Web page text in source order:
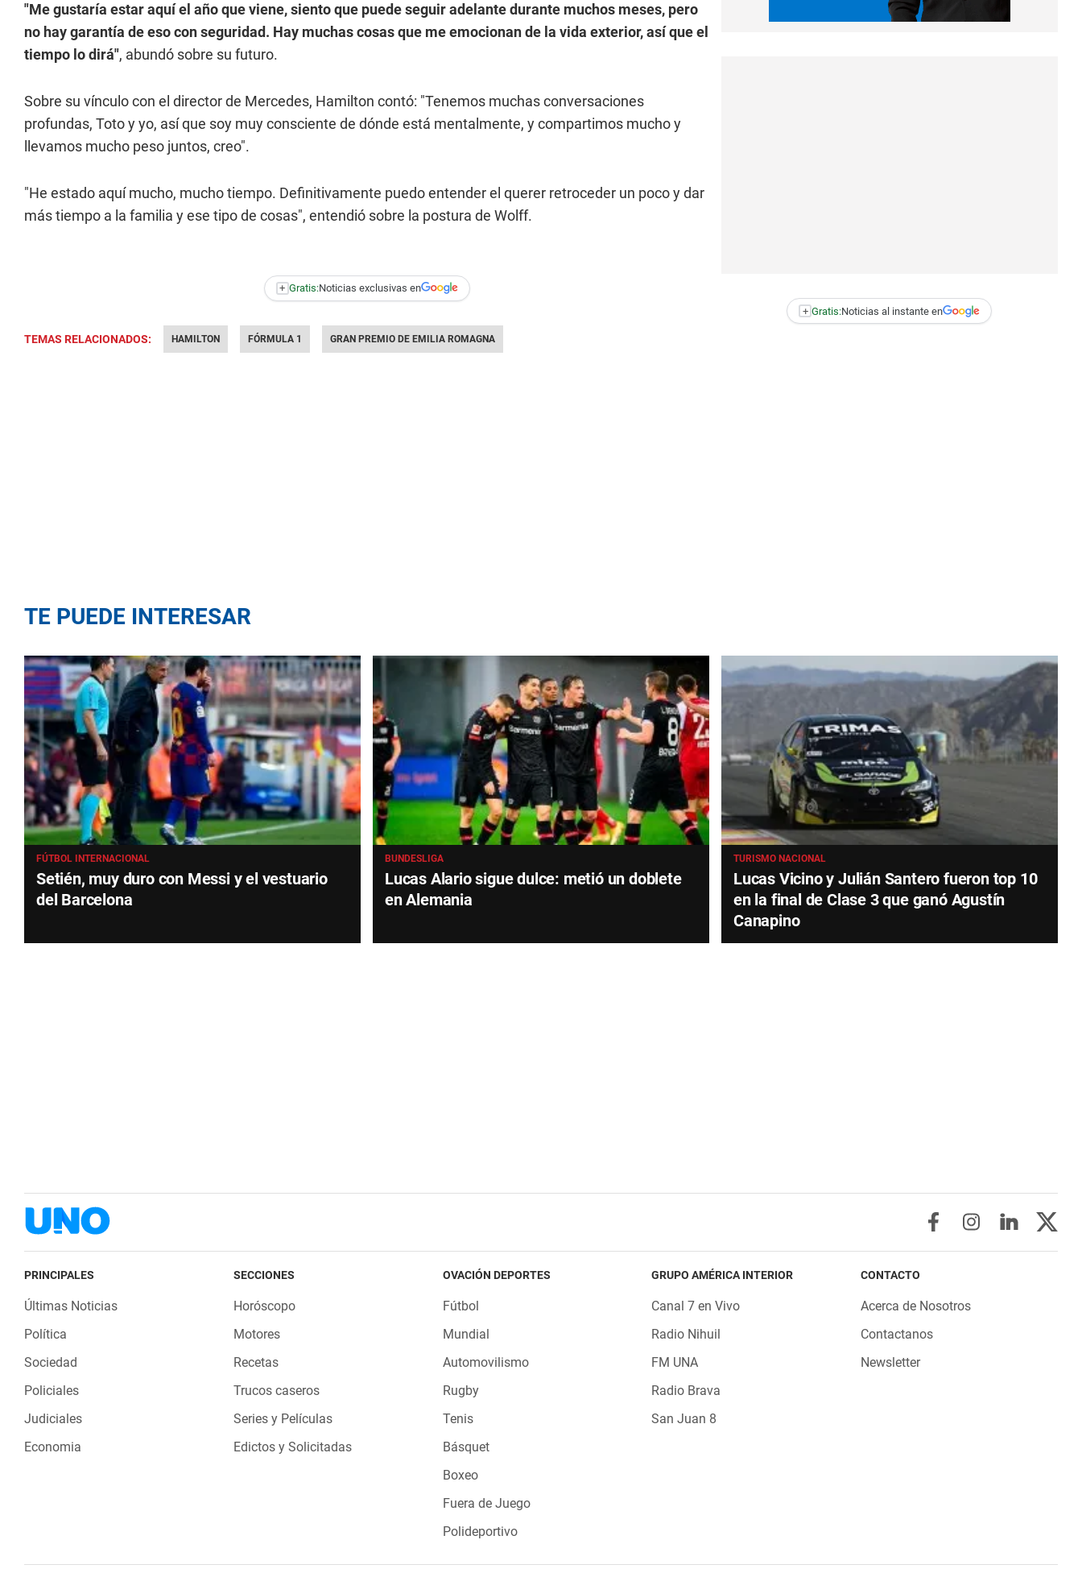
"Me gustaría estar aquí el año que viene, siento que puede seguir adelante durante muchos meses, pero
no hay garantía de eso con seguridad. Hay muchas cosas que me emocionan de la vida exterior, así que el
tiempo lo dirá", abundó sobre su futuro.
Sobre su vínculo con el director de Mercedes, Hamilton contó: "Tenemos muchas conversaciones
profundas, Toto y yo, así que soy muy consciente de dónde está mentalmente, y compartimos mucho y
llevamos mucho peso juntos, creo".
"He estado aquí mucho, mucho tiempo. Definitivamente puedo entender el querer retroceder un poco y dar
más tiempo a la familia y ese tipo de cosas", entendió sobre la postura de Wolff.
+ Gratis:Noticias exclusivas en
TEMAS RELACIONADOS: HAMILTON FÓRMULA 1 GRAN PREMIO DE EMILIA ROMAGNA
+ Gratis:Noticias al instante en
TE PUEDE INTERESAR
FÚTBOL INTERNACIONAL
Setién, muy duro con Messi y el vestuario
del Barcelona
BUNDESLIGA
Lucas Alario sigue dulce: metió un doblete
en Alemania
TURISMO NACIONAL
Lucas Vicino y Julián Santero fueron top 10
en la final de Clase 3 que ganó Agustín
Canapino
PRINCIPALES
Últimas Noticias
Política
Sociedad
Policiales
Judiciales
Economia
SECCIONES
Horóscopo
Motores
Recetas
Trucos caseros
Series y Películas
Edictos y Solicitadas
OVACIÓN DEPORTES
Fútbol
Mundial
Automovilismo
Rugby
Tenis
Básquet
Boxeo
Fuera de Juego
Polideportivo
GRUPO AMÉRICA INTERIOR
Canal 7 en Vivo
Radio Nihuil
FM UNA
Radio Brava
San Juan 8
CONTACTO
Acerca de Nosotros
Contactanos
Newsletter